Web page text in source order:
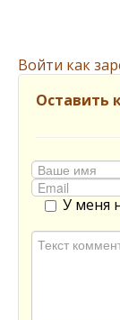
Войти как
Оставить
У меня